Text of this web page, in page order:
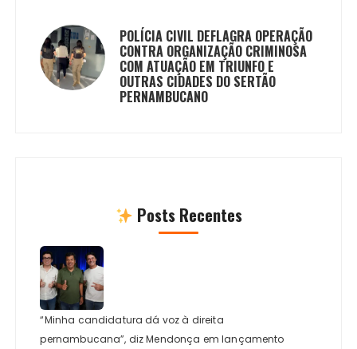
POLÍCIA CIVIL DEFLAGRA OPERAÇÃO
CONTRA ORGANIZAÇÃO CRIMINOSA
COM ATUAÇÃO EM TRIUNFO E
OUTRAS CIDADES DO SERTÃO
PERNAMBUCANO
Posts Recentes
“Minha candidatura dá voz à direita
pernambucana”, diz Mendonça em lançamento